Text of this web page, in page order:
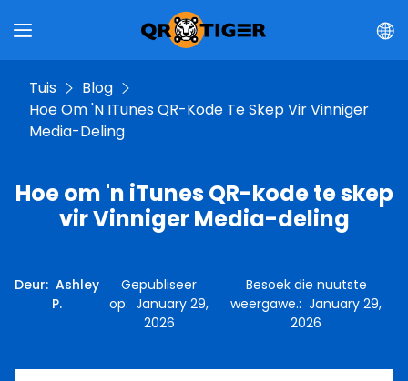
Tuis
Blog
Hoe Om 'n ITunes QR-Kode Te Skep Vir Vinniger
Media-Deling
Hoe om 'n iTunes QR-kode te skep
vir Vinniger Media-deling
Deur: Ashley
P.
Gepubliseer
op:January 29,
2026
Besoek die nuutste
weergawe.:January 29,
2026